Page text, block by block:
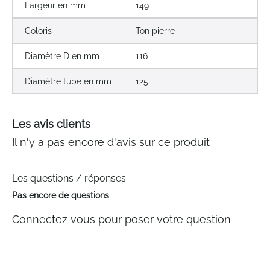
Largeur en mm 149
Coloris Ton pierre
Diamètre D en mm 116
Diamètre tube en mm 125
Les avis clients
Il n'y a pas encore d'avis sur ce produit
Les questions / réponses
Pas encore de questions
Connectez vous pour poser votre question